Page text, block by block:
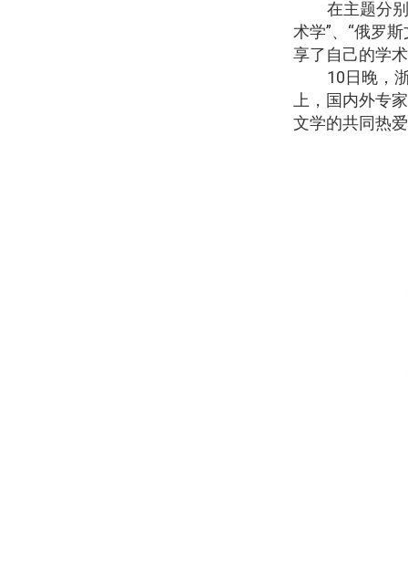
在主题分
术学”、“俄罗
享了自己的学
10日晚，
上，国内外专
文学的共同热